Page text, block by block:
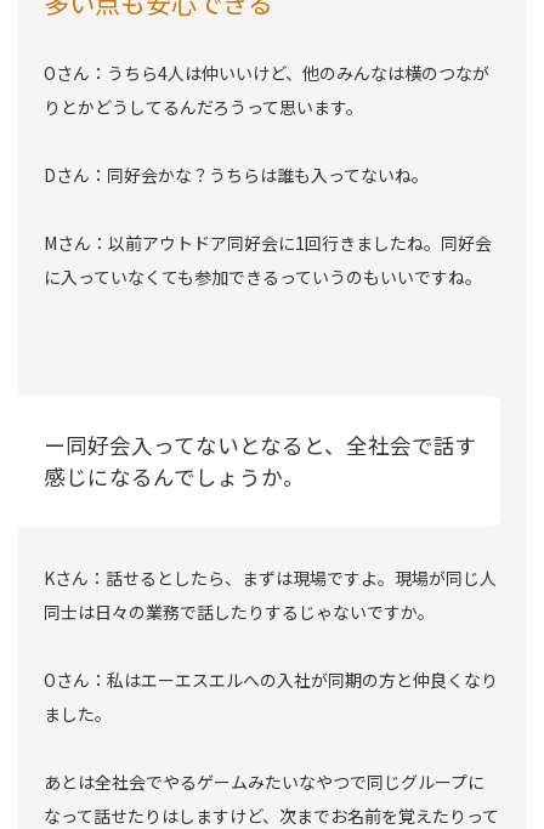
Oさん：うちら4人は仲いいけど、他のみんなは横のつなが
りとかどうしてるんだろうって思います。
Dさん：同好会かな？うちらは誰も入ってないね。
Mさん：以前アウトドア同好会に1回行きましたね。同好会
に入っていなくても参加できるっていうのもいいですね。
ー同好会入ってないとなると、全社会で話す
感じになるんでしょうか。
Kさん：話せるとしたら、まずは現場ですよ。現場が同じ人
同士は日々の業務で話したりするじゃないですか。
Oさん：私はエーエスエルへの入社が同期の方と仲良くなり
ました。
あとは全社会でやるゲームみたいなやつで同じグループに
なって話せたりはしますけど、次までお名前を覚えたりって